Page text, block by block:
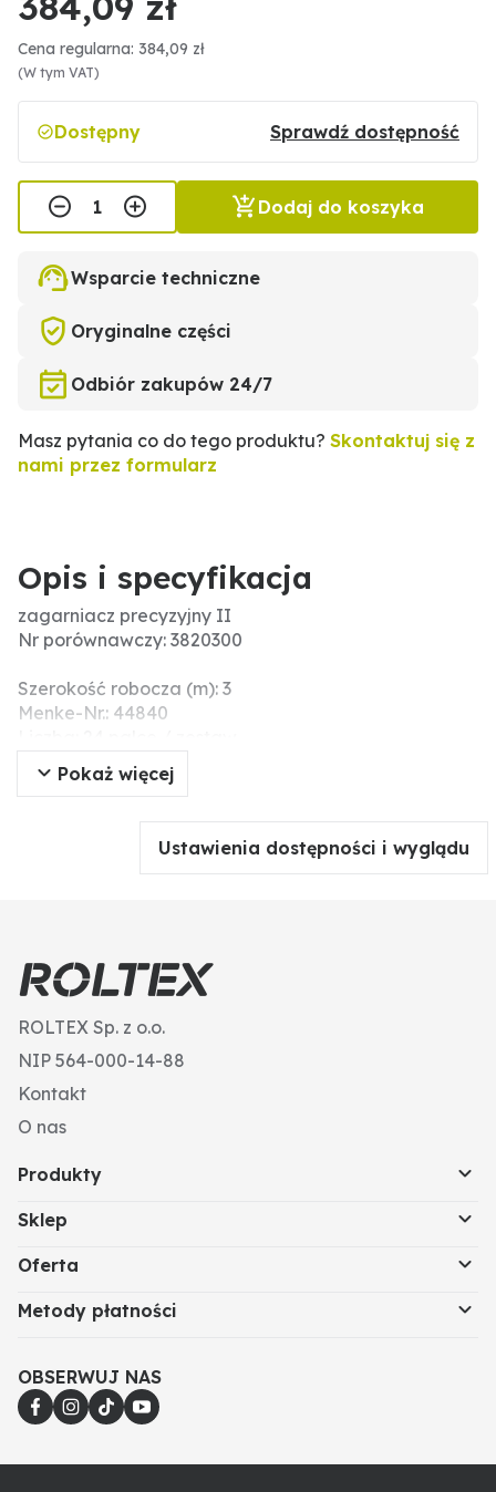
Cena regularna: 384,09 zł
(W tym VAT)
Dostępny Sprawdź dostępność
Dodaj do koszyka
Wsparcie techniczne
Oryginalne części
Odbiór zakupów 24/7
Masz pytania co do tego produktu? Skontaktuj się z
nami przez formularz
Opis i specyfikacja
zagarniacz precyzyjny II
Nr porównawczy: 3820300
Szerokość robocza (m): 3
Menke-Nr.: 44840
Pokaż więcej
Ustawienia dostępności i wyglądu
ROLTEX Sp. z o.o.
NIP 564-000-14-88
Kontakt
O nas
Produkty
Sklep
Oferta
Metody płatności
OBSERWUJ NAS